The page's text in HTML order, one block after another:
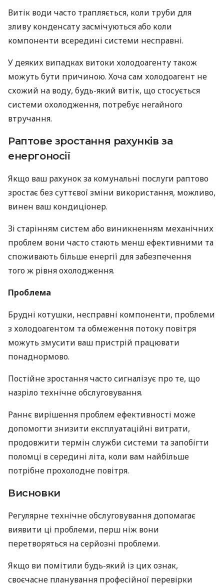
Витік води часто трапляється, коли труби для
зливу конденсату засмічуються або коли
компоненти всередині системи несправні.
У деяких випадках витоки холодоагенту також
можуть бути причиною. Хоча сам холодоагент не
схожий на воду, будь-який витік, що стосується
системи охолодження, потребує негайного
втручання.
Раптове зростання рахунків за
енергоносії
Якщо ваш рахунок за комунальні послуги раптово
зростає без суттєвої зміни використання, можливо,
винен ваш кондиціонер.
Зі старінням систем або виникненням механічних
проблем вони часто стають менш ефективними та
споживають більше енергії для забезпечення
того ж рівня охолодження.
Проблема
Брудні котушки, несправні компоненти, проблеми
з холодоагентом та обмеження потоку повітря
можуть змусити ваш пристрій працювати
понаднормово.
Постійне зростання часто сигналізує про те, що
назріло технічне обслуговування.
Раннє вирішення проблем ефективності може
допомогти знизити експлуатаційні витрати,
продовжити термін служби системи та запобігти
поломці в середині літа, коли вам найбільше
потрібне прохолодне повітря.
Висновки
Регулярне технічне обслуговування допомагає
виявити ці проблеми, перш ніж вони
перетворяться на серйозні проблеми.
Якщо ви помітили будь-який із цих ознак,
своєчасне планування професійної перевірки